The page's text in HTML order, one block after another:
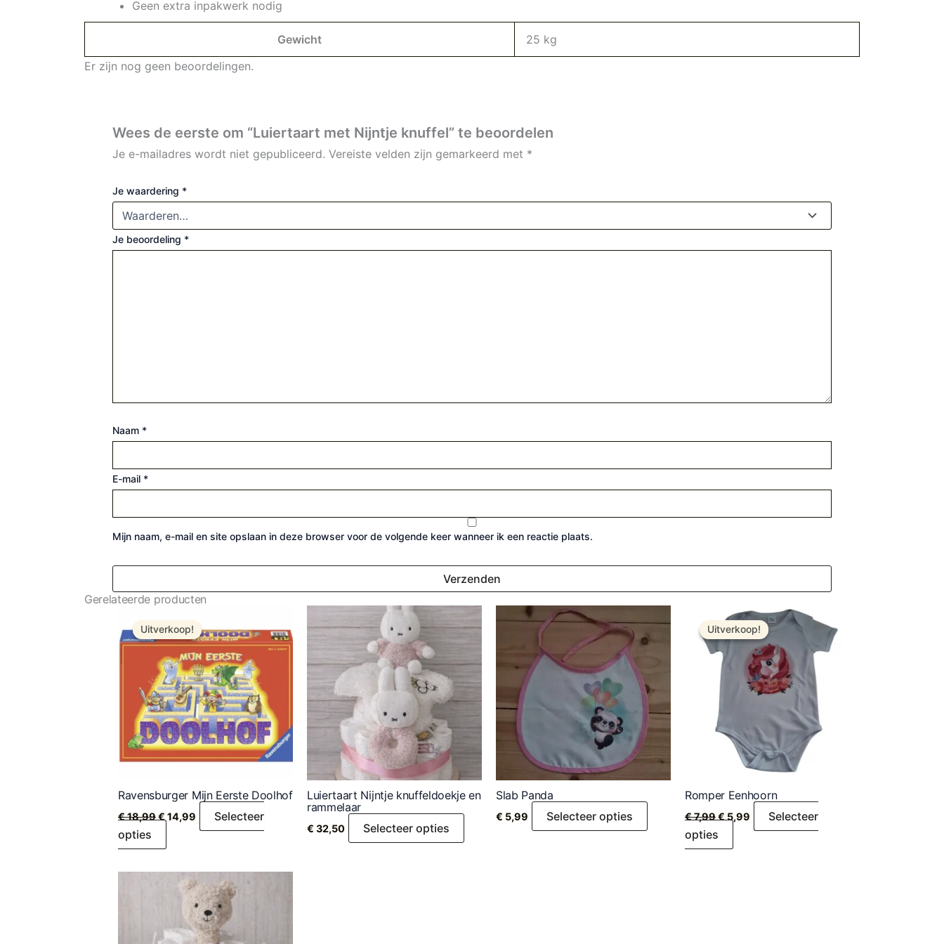
Geen extra inpakwerk nodig
Gewicht
25 kg
Er zijn nog geen beoordelingen.
Wees de eerste om “Luiertaart met Nijntje knuffel” te beoordelen
Je e-mailadres wordt niet gepubliceerd. Vereiste velden zijn gemarkeerd met *
Je waardering *
Je beoordeling *
Naam *
E-mail *
Mijn naam, e-mail en site opslaan in deze browser voor de volgende keer wanneer ik een reactie plaats.
Gerelateerde producten
Uitverkoop!
Uitverkoop!
Ravensburger Mijn Eerste Doolhof
€18,99€ 14,99
Selecteer
opties
Luiertaart Nijntje knuffeldoekje en
rammelaar
€ 32,50 Selecteer opties
Slab Panda
€ 5,99 Selecteer opties
Uitverkoop!
Uitverkoop!
Romper Eenhoorn
€7,99
Oorspronkelijke prijs was: € 7,99.
€ 5,99
Huidige prijs is: € 5,99.
Selecteer
opties